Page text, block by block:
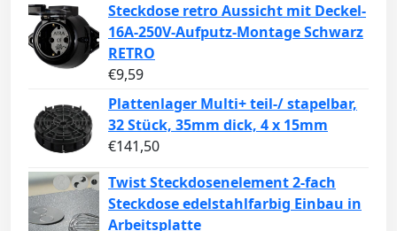
Steckdose retro Aussicht mit Deckel-
16A-250V-Aufputz-Montage Schwarz
RETRO
€9,59
Plattenlager Multi+ teil-/ stapelbar,
32 Stück, 35mm dick, 4 x 15mm
€141,50
Twist Steckdosenelement 2-fach
Steckdose edelstahlfarbig Einbau in
Arbeitsplatte